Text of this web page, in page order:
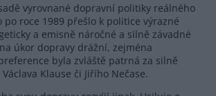
vyrovnané dopravní politiky reálného
po roce 1989 přešlo k politice výrazné
a emisně náročné a silně závadné
úkor dopravy drážní, zejména
byla zvláště patrná za silně
Klause či Jiřího Nečase.